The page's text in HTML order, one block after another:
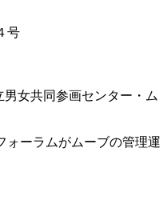
号
男女共同参画センター・ム
ォーラムがムーブの管理運